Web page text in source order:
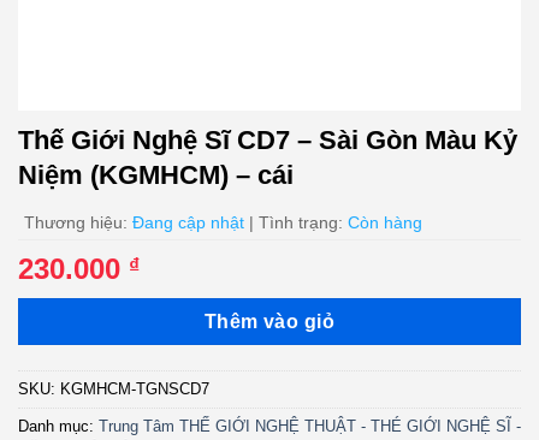
Thế Giới Nghệ Sĩ CD7 – Sài Gòn Màu Kỷ
Niệm (KGMHCM) – cái
Thương hiệu: Đang cập nhật | Tình trạng: Còn hàng
230.000 ₫
Thêm vào giỏ
SKU: KGMHCM-TGNSCD7
Danh mục: Trung Tâm THẾ GIỚI NGHỆ THUẬT - THÉ GIỚI NGHỆ SĨ -